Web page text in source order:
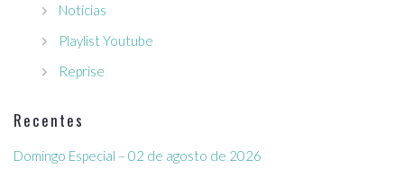
Notícias
Playlist Youtube
Reprise
Recentes
Domingo Especial – 02 de agosto de 2026